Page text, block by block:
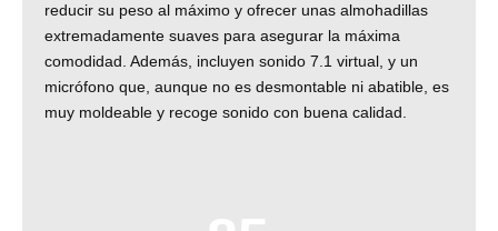
reducir su peso al máximo y ofrecer unas almohadillas
extremadamente suaves para asegurar la máxima
comodidad. Además, incluyen sonido 7.1 virtual, y un
micrófono que, aunque no es desmontable ni abatible, es
muy moldeable y recoge sonido con buena calidad.